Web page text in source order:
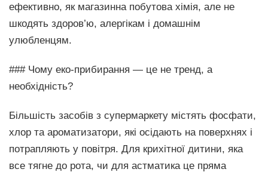
ефективно, як магазинна побутова хімія, але не
шкодять здоров’ю, алергікам і домашнім
улюбленцям.
### Чому еко-прибирання — це не тренд, а
необхідність?
Більшість засобів з супермаркету містять фосфати,
хлор та ароматизатори, які осідають на поверхнях і
потрапляють у повітря. Для крихітної дитини, яка
все тягне до рота, чи для астматика це пряма